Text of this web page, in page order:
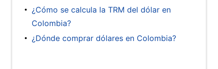
¿Cómo se calcula la TRM del dólar en
Colombia?
¿Dónde comprar dólares en Colombia?